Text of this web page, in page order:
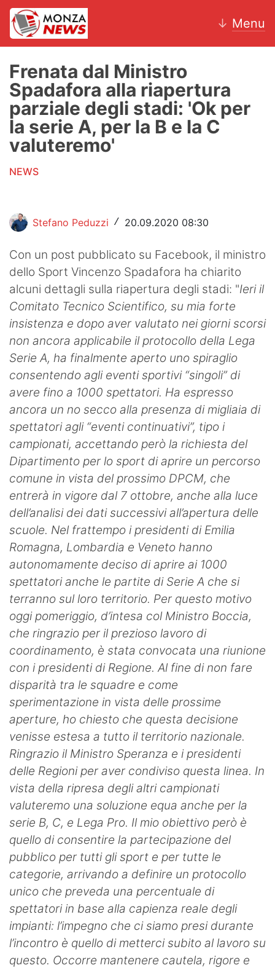
↓ Menu
News
AC Monza
Calcio
Volley
Altri sport
Hockey
Pallanuoto
Pallamano
Altre
News
Turismo
Eventi
Frenata dal Ministro
Spadafora alla riapertura
parziale degli stadi: 'Ok per
la serie A, per la B e la C
valuteremo'
NEWS
Stefano Peduzzi / 20.09.2020 08:30
Con un post pubblicato su Facebook, il ministro
dello Sport Vincenzo Spadafora ha chiarito
alcuni dettagli sulla riapertura degli stadi: "Ieri il
Comitato Tecnico Scientifico, su mia forte
insistenza e dopo aver valutato nei giorni scorsi
non ancora applicabile il protocollo della Lega
Serie A, ha finalmente aperto uno spiraglio
consentendo agli eventi sportivi “singoli” di
avere fino a 1000 spettatori. Ha espresso
ancora un no secco alla presenza di migliaia di
spettatori agli “eventi continuativi”, tipo i
campionati, accettando però la richiesta del
Dipartimento per lo sport di aprire un percorso
comune in vista del prossimo DPCM, che
entrerà in vigore dal 7 ottobre, anche alla luce
dell’analisi dei dati successivi all’apertura delle
scuole. Nel frattempo i presidenti di Emilia
Romagna, Lombardia e Veneto hanno
autonomamente deciso di aprire ai 1000
spettatori anche le partite di Serie A che si
terranno sul loro territorio. Per questo motivo
oggi pomeriggio, d’intesa col Ministro Boccia,
che ringrazio per il prezioso lavoro di
coordinamento, è stata convocata una riunione
con i presidenti di Regione. Al fine di non fare
disparità tra le squadre e come
sperimentazione in vista delle prossime
aperture, ho chiesto che questa decisione
venisse estesa a tutto il territorio nazionale.
Ringrazio il Ministro Speranza e i presidenti
delle Regioni per aver condiviso questa linea. In
vista della ripresa degli altri campionati
valuteremo una soluzione equa anche per la
serie B, C, e Lega Pro. Il mio obiettivo però è
quello di consentire la partecipazione del
pubblico per tutti gli sport e per tutte le
categorie, arrivando a definire un protocollo
unico che preveda una percentuale di
spettatori in base alla capienza reale degli
impianti: l’impegno che ci siamo presi durante
l’incontro è quello di metterci subito al lavoro su
questo. Occorre mantenere cautela, rigore e